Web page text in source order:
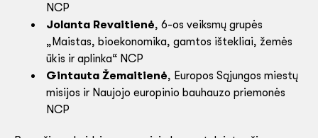
NCP
Jolanta Revaitienė, 6-os veiksmų grupės
„Maistas, bioekonomika, gamtos ištekliai, žemės
ūkis ir aplinka“ NCP
Gintauta Žemaitienė, Europos Sąjungos miestų
misijos ir Naujojo europinio bauhauzo priemonės
NCP